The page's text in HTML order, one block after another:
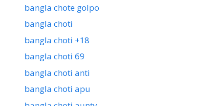
bangla chote golpo
bangla choti
bangla choti +18
bangla choti 69
bangla choti anti
bangla choti apu